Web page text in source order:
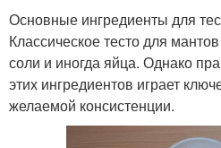
Основные ингредиенты для
Классическое тесто для
соли и иногда яйца. Однако
этих ингредиентов играет
желаемой консистенции.